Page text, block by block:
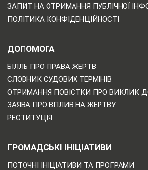
ЗАПИТ НА ОТРИМАННЯ ПУБЛІЧНОЇ
ПОЛІТИКА КОНФІДЕНЦІЙНОСТІ
ДОПОМОГА
БІЛЛЬ ПРО ПРАВА ЖЕРТВ
СЛОВНИК СУДОВИХ ТЕРМІНІВ
ОТРИМАННЯ ПОВІСТКИ ПРО ВИКЛИК
ЗАЯВА ПРО ВПЛИВ НА ЖЕРТВУ
РЕСТИТУЦІЯ
ГРОМАДСЬКІ ІНІЦІАТИВИ
ПОТОЧНІ ІНІЦІАТИВИ ТА ПРОГРАМИ